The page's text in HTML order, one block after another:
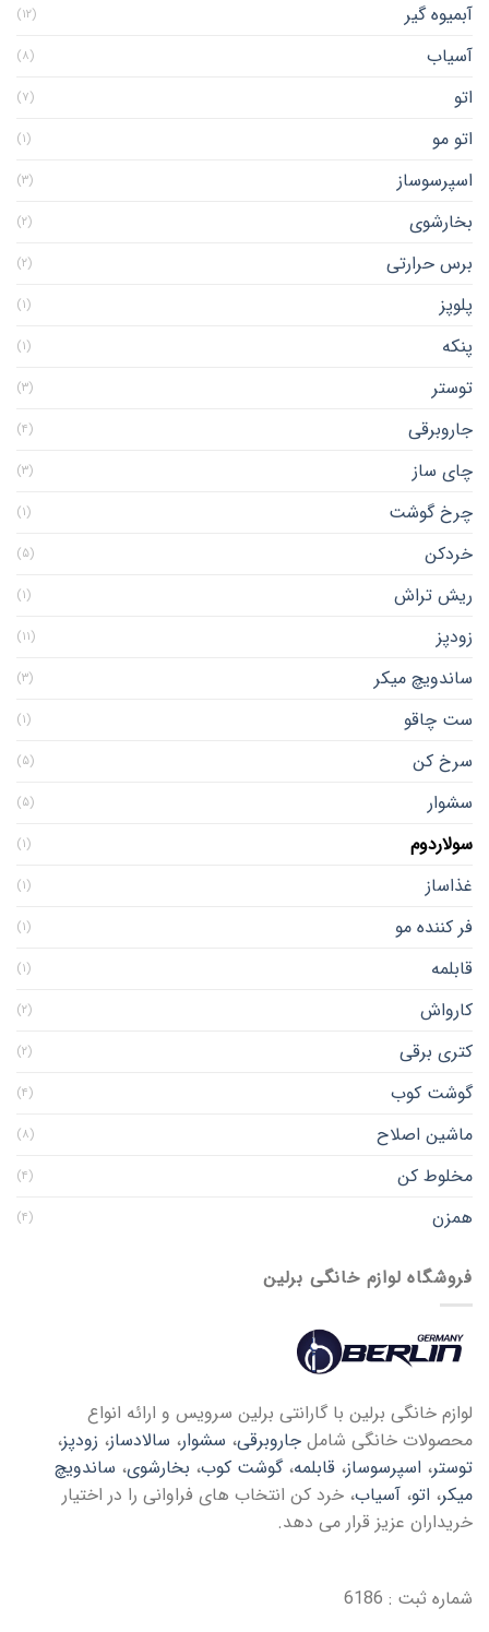
آبمیوه گیر (۱۲)
آسیاب (۸)
اتو (۷)
اتو مو (۱)
اسپرسوساز (۳)
بخارشوی (۲)
برس حرارتی (۲)
پلوپز (۱)
پنکه (۱)
توستر (۳)
جاروبرقی (۴)
چای ساز (۳)
چرخ گوشت (۱)
خردکن (۵)
ریش تراش (۱)
زودپز (۱۱)
ساندویچ میکر (۳)
ست چاقو (۱)
سرخ کن (۵)
سشوار (۵)
سولاردوم (۱)
غذاساز (۱)
فر کننده مو (۱)
قابلمه (۱)
کارواش (۲)
کتری برقی (۲)
گوشت کوب (۴)
ماشین اصلاح (۸)
مخلوط کن (۴)
همزن (۴)
فروشگاه لوازم خانگی برلین
لوازم خانگی برلین با گارانتی برلین سرویس و ارائه انواع
محصولات خانگی شامل جاروبرقی، سشوار، سالادساز، زودپز،
توستر، اسپرسوساز، قابلمه،گوشت کوب، بخارشوی، ساندویچ
میکر، اتو، آسیاب، خرد کن انتخاب های فراوانی را در اختیار
خریداران عزیز قرار می دهد.
شماره ثبت : 6186